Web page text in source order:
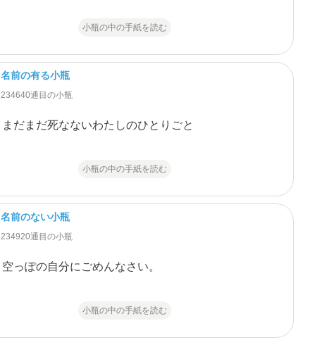
小瓶の中の手紙を読む
名前の有る小瓶
234640通目の小瓶
まだまだ死なないわたしのひとりごと
小瓶の中の手紙を読む
名前のない小瓶
234920通目の小瓶
空っぽの自分にごめんなさい。
小瓶の中の手紙を読む